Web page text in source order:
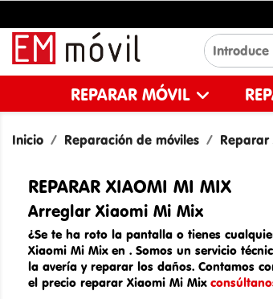
REPARAR MÓVIL
Inicio Reparación de móviles Reparar
REPARAR XIAOMI MI MIX
Arreglar Xiaomi Mi Mix
¿Se te ha roto la pantalla o tienes
Xiaomi Mi Mix en . Somos un servicio
la avería y reparar los daños. Contamos
el precio reparar Xiaomi Mi Mix